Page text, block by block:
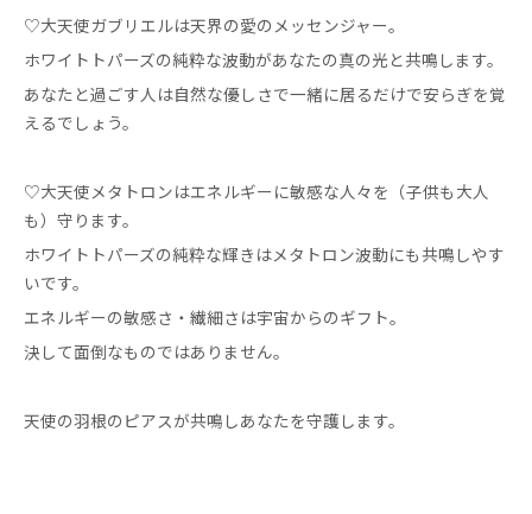
♡大天使ガブリエルは天界の愛のメッセンジャー。
ホワイトトパーズの純粋な波動があなたの真の光と共鳴します。
あなたと過ごす人は自然な優しさで一緒に居るだけで安らぎを覚
えるでしょう。
♡大天使メタトロンはエネルギーに敏感な人々を（子供も大人
も）守ります。
ホワイトトパーズの純粋な輝きはメタトロン波動にも共鳴しやす
いです。
エネルギーの敏感さ・繊細さは宇宙からのギフト。
決して面倒なものではありません。
天使の羽根のピアスが共鳴しあなたを守護します。